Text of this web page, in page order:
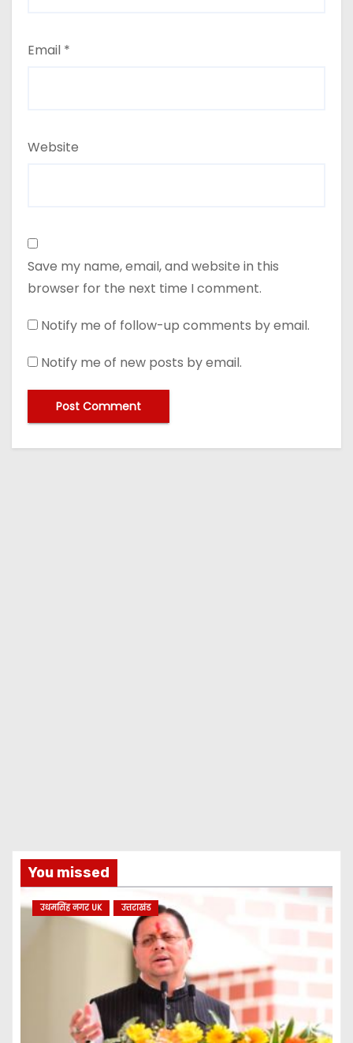
Email *
Website
Save my name, email, and website in this
browser for the next time I comment.
Notify me of follow-up comments by email.
Notify me of new posts by email.
You missed
उधमसिंह नगर UK उत्तराखंड